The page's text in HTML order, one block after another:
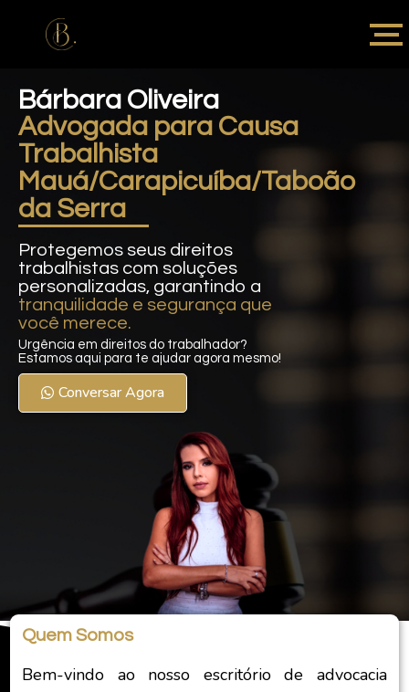
Bárbara Oliveira
Advogada para Causa
Trabalhista
Mauá/Carapicuíba/Taboão
da Serra
Protegemos seus direitos
trabalhistas com soluções
personalizadas, garantindo a
tranquilidade e segurança que
você merece.
Urgência em direitos do trabalhador?
Estamos aqui para te ajudar agora mesmo!
Conversar Agora
Quem Somos
Bem-vindo ao nosso escritório de advocacia